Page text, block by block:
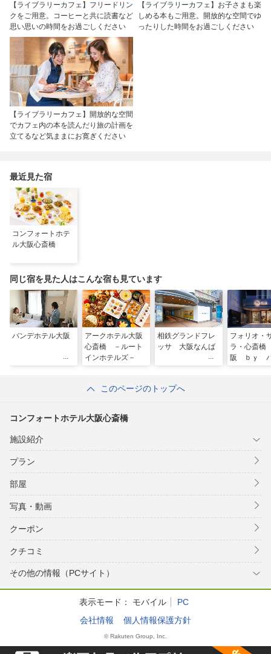
【ライブラリーカフェ】フリードリン
クをご用意。コーヒーと共に読書など
思い思いの時間をお過ごしください
【ライブラリーカフェ】お子さまも楽
しめる本もご用意。開放的な空間でゆ
ったりした時間をお過ごしください
【ライブラリーカフェ】開放的な空間
でカフェ内の本を読んだり旅の計画を
立てるなど気ままにお寛ぎください
最近見た宿
コンフォートホテ
ル大阪心斎橋
同じ宿を見た人はこんな宿も見ています
バンデホテル大阪
アークホテル大阪
心斎橋 －ルート
インホテルズ－
相鉄グランドフレ
ッサ 大阪なんば
フォリオ・
ラ・心斎
阪 ｂｙ
このページのトップへ
コンフォートホテル大阪心斎橋
施設紹介
プラン
部屋
写真・動画
クーポン
クチコミ
その他の情報（PCサイト）
表示モード： モバイル
PC
会社情報
個人情報保護方針
© Rakuten Group, Inc.